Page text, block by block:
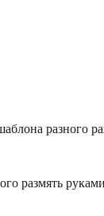
разного
размять